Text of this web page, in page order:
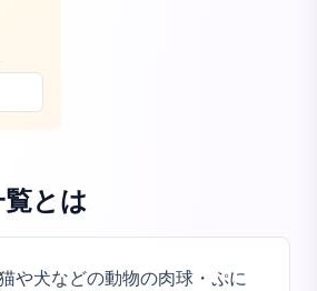
とは
や犬などの動物の肉球・ぷに